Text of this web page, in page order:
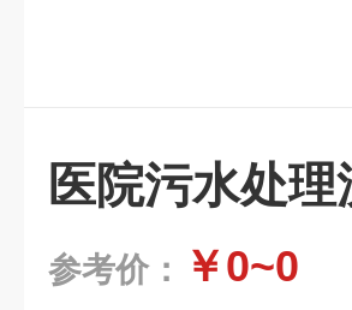
医院污水处
参考价： ￥0~0